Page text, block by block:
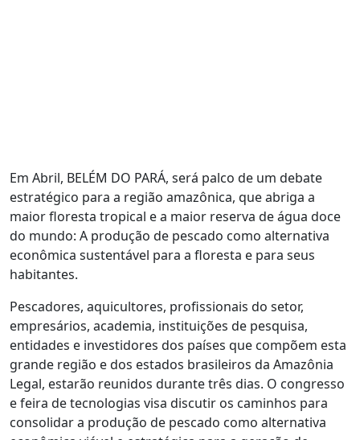
Em Abril, BELÉM DO PARÁ, será palco de um debate
estratégico para a região amazônica, que abriga a
maior floresta tropical e a maior reserva de água doce
do mundo: A produção de pescado como alternativa
econômica sustentável para a floresta e para seus
habitantes.
Pescadores, aquicultores, profissionais do setor,
empresários, academia, instituições de pesquisa,
entidades e investidores dos países que compõem esta
grande região e dos estados brasileiros da Amazônia
Legal, estarão reunidos durante três dias. O congresso
e feira de tecnologias visa discutir os caminhos para
consolidar a produção de pescado como alternativa